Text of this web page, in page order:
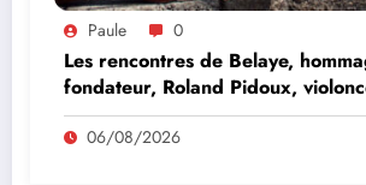
Paule 0
Les rencontres de Belaye,
fondateur, Roland Pidoux,
le vendredi 07 août 2026
06/08/2026